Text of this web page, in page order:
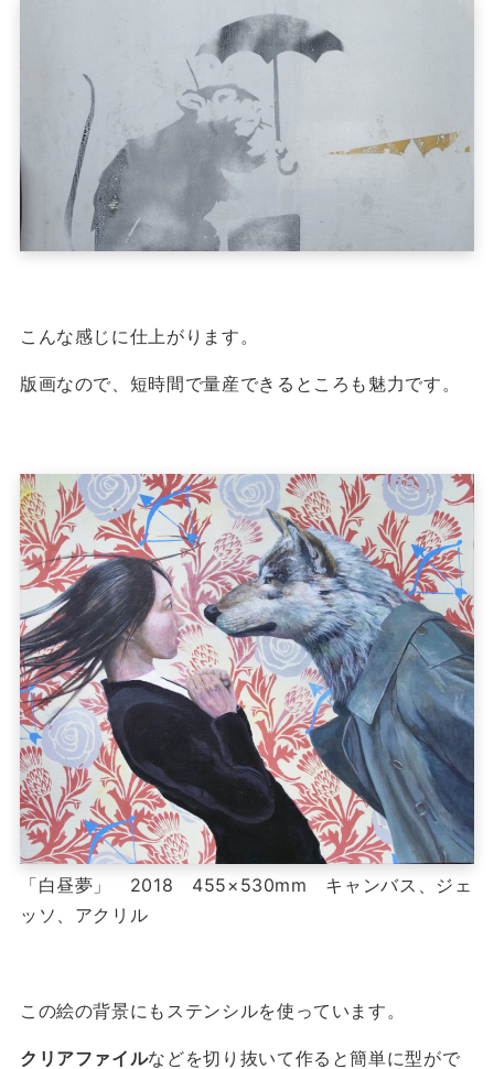
こんな感じに仕上がります。
版画なので、短時間で量産できるところも魅力です。
「白昼夢」 2018 455×530mm キャンバス、ジェ
ッソ、アクリル
この絵の背景にもステンシルを使っています。
クリアファイルなどを切り抜いて作ると簡単に型がで